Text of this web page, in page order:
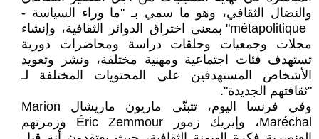
والنضال الثقافي، وهو ما سمي بـ "ما وراء السياسة -
métapolitique" بمعنى اختراق الدوائر الثقافية، وإنشاء
مجلات وجمعيات وحلقات دراسة ومحاضرات دورية
تستهدف فئات اجتماعية ومهنية مختلفة، ونشر وتعويد
الأشخاص المستهدفين على المحتويات المختلفة لـ
"ثقافتهم الجديدة".
وفي فرنسا اليوم، تتبنّى ماريون ماريشال Marion
Maréchal، وإيريك زمور Éric Zemmour وزمرتهم